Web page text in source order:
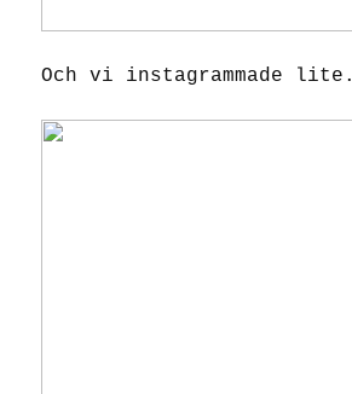
Och vi instagrammade lite.